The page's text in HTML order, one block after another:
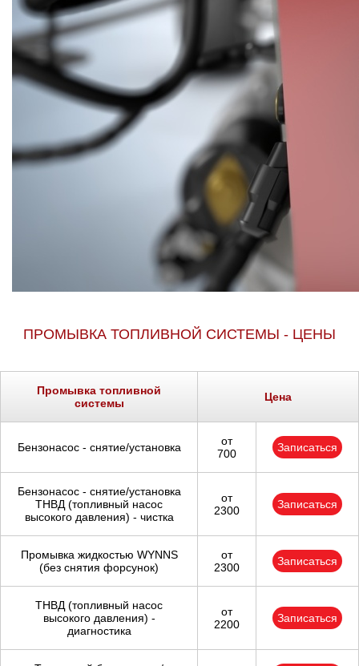
ПРОМЫВКА ТОПЛИВНОЙ СИСТЕМЫ - ЦЕНЫ
Промывка топливной
системы
Цена
Бензонасос - снятие/установка
от
700
Записаться
Бензонасос - снятие/установка
ТНВД (топливный насос
высокого давления) - чистка
от
2300
Записаться
Промывка жидкостью WYNNS
(без снятия форсунок)
от
2300
Записаться
ТНВД (топливный насос
высокого давления) -
диагностика
от
2200
Записаться